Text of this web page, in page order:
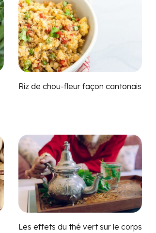
Riz de chou-fleur façon cantonais
Les effets du thé vert sur le corps